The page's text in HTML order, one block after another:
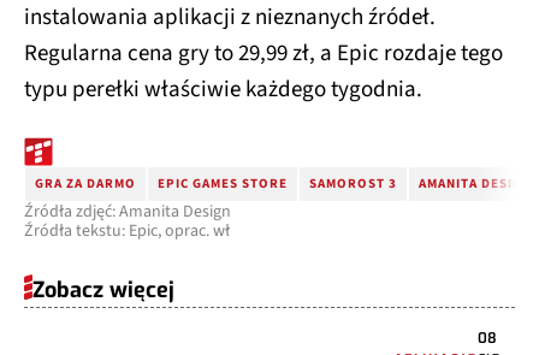
instalowania aplikacji z nieznanych źródeł.
Regularna cena gry to 29,99 zł, a Epic rozdaje tego
typu perełki właściwie każdego tygodnia.
GRA ZA DARMO EPIC GAMES STORE SAMOROST 3 AMANITA DESIGN
Źródła zdjęć: Amanita Design
Źródła tekstu: Epic, oprac. wł
Zobacz więcej
08